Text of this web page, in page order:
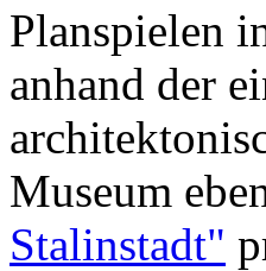
Planspielen
anhand der
Museum
Stalinstadt"